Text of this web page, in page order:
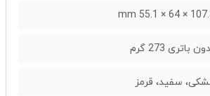
107.3 × 64 ×
باتری 273 گرم
سفید، قرمز